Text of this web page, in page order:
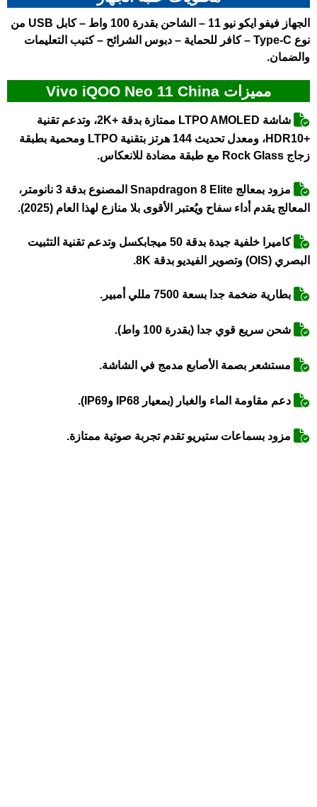
الجهاز فيفو ايكو نيو 11
– الشاحن بقدرة 100 واط – كابل USB من
نوع Type-C – كافر للحماية – دبوس الشرائح – كتيب التعليمات
والضمان.
مميزات Vivo iQOO Neo 11 China
شاشة LTPO AMOLED ممتازة بدقة +2K، وتدعم تقنية
+HDR10، ومعدل تحديث 144 هرتز بتقنية LTPO ومحمية بطبقة
زجاج Rock Glass مع طبقة مضادة للانعكاس.
مزود بمعالج Snapdragon 8 Elite المصنوع بدقة 3 نانومتر،
المعالج يقدم أداء سفاح ويُعتبر الأقوى بلا منازع لهذا العام (2025).
كاميرا خلفية جيدة بدقة 50 ميجابكسل وتدعم تقنية التثبيت
البصري (OIS) وتصوير الفيديو بدقة 8K.
بطارية ضخمة جدا بسعة 7500 مللي أمبير.
شحن سريع قوي جدا (بقدرة 100 واط).
مستشعر بصمة الأصابع مدمج في الشاشة.
دعم مقاومة الماء والغبار (بمعيار IP68 وIP69).
مزود بسماعات ستيريو تقدم تجربة صوتية ممتازة.